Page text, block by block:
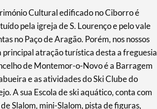
Cultural edificado no Ciborro é
pela igreja de S. Lourenço e pelo vale
no Paço de Aragão. Porém, nos nossos
principal atração turística desta a freguesia
de Montemor-o-Novo é a Barragem
e as atividades do Ski Clube do
A sua Escola de ski aquático, conta com
Slalom, mini-Slalom, pista de figuras,